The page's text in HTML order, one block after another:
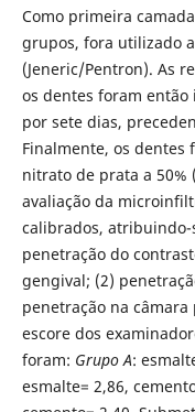
Como primeira
grupos, fora utilizado
(Jeneric/Pentron). As
os dentes foram então
por sete dias,
Finalmente, os dentes
nitrato de prata a 50%
avaliação da
calibrados, atribuindo-
penetração do
gengival; (2)
penetração na câmara
escore dos
foram: Grupo A:
esmalte= 2,86,